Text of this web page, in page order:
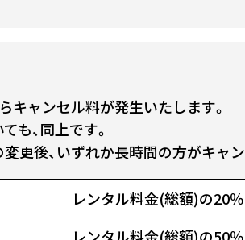
キャンセル料が発生いたします。
も、同上です。
更後、いずれか長時間の方がキャ
レンタル料金(総額)の20
レンタル料金(総額)の50